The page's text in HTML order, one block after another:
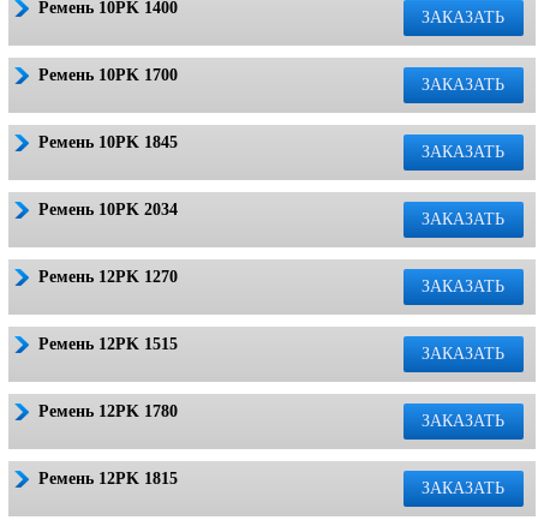
Ремень 10PK 1400
ЗАКАЗАТЬ
Ремень 10PK 1700
ЗАКАЗАТЬ
Ремень 10PK 1845
ЗАКАЗАТЬ
Ремень 10PK 2034
ЗАКАЗАТЬ
Ремень 12PK 1270
ЗАКАЗАТЬ
Ремень 12PK 1515
ЗАКАЗАТЬ
Ремень 12PK 1780
ЗАКАЗАТЬ
Ремень 12PK 1815
ЗАКАЗАТЬ